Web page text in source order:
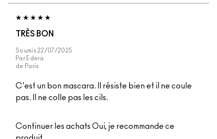
TRÈS BON
Soumis 22/07/2025
Par Edera
de Paris
C'est un bon mascara. Il résiste bien et il ne coule
pas. Il ne colle pas les cils.
Continuer les achats Oui, je recommande ce